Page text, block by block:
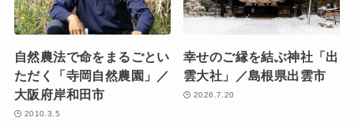
自然農法で命をまるごとい
ただく「寺岡自然農園」／
大阪府岸和田市
2010.3.5
幸せのご縁を結ぶ神社「出
雲大社」／島根県出雲市
2026.7.20